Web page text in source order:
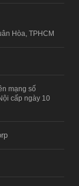
Hòa, TPHCM
mạng số
cấp ngày 10